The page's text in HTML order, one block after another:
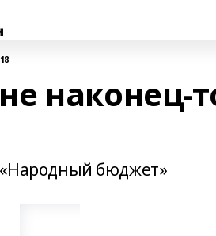
наконец-
бюджет»